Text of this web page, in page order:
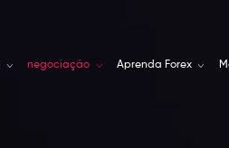
negociação Aprenda Forex